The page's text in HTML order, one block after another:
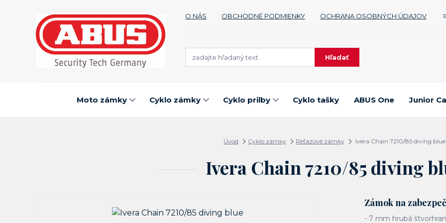
O NÁS OBCHODNÉ PODMIENKY OCHRANA OSOBNÝCH ÚDAJOV
Hľadať
Moto zámky Cyklo zámky Cyklo prilby Cyklo tašky ABUS One Junior
Úvod Cyklo zámky Reťazové zámky Ivera Chain 7210/85 diving blue
Ivera Chain 7210/85 diving
Zámok na
- 7 mm hrubá